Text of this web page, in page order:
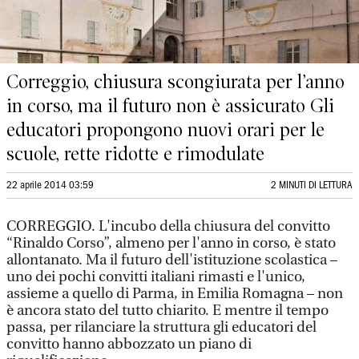
Correggio, chiusura scongiurata per l’anno
in corso, ma il futuro non è assicurato Gli
educatori propongono nuovi orari per le
scuole, rette ridotte e rimodulate
22 aprile 2014 03:59 2 MINUTI DI LETTURA
CORREGGIO. L'incubo della chiusura del convitto
“Rinaldo Corso”, almeno per l'anno in corso, è stato
allontanato. Ma il futuro dell'istituzione scolastica –
uno dei pochi convitti italiani rimasti e l'unico,
assieme a quello di Parma, in Emilia Romagna – non
è ancora stato del tutto chiarito. E mentre il tempo
passa, per rilanciare la struttura gli educatori del
convitto hanno abbozzato un piano di